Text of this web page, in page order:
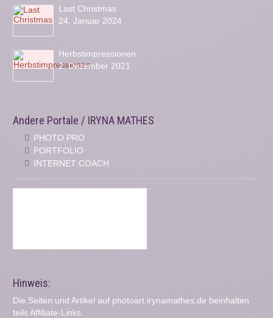
Last Christmas
24. Januar 2024
Herbstimpressionen
2. Dezember 2021
Andere Portale / IRYNA MATHES
PHOTO PRO
PORTFOLIO
INTERNET COACH
Hinweis:
Die Seiten und Artikel auf photoart.irynamathes.de beinhalten
teils Affiliate-Links.